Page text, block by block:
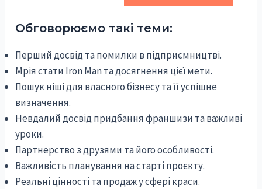
Обговорюємо такі теми:
Перший досвід та помилки в підприємництві.
Мрія стати Iron Man та досягнення цієї мети.
Пошук ніші для власного бізнесу та її успішне
визначення.
Невдалий досвід придбання франшизи та важливі
уроки.
Партнерство з друзями та його особливості.
Важливість планування на старті проєкту.
Реальні цінності та продаж у сфері краси.